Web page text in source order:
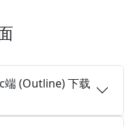
(Outline) 下载